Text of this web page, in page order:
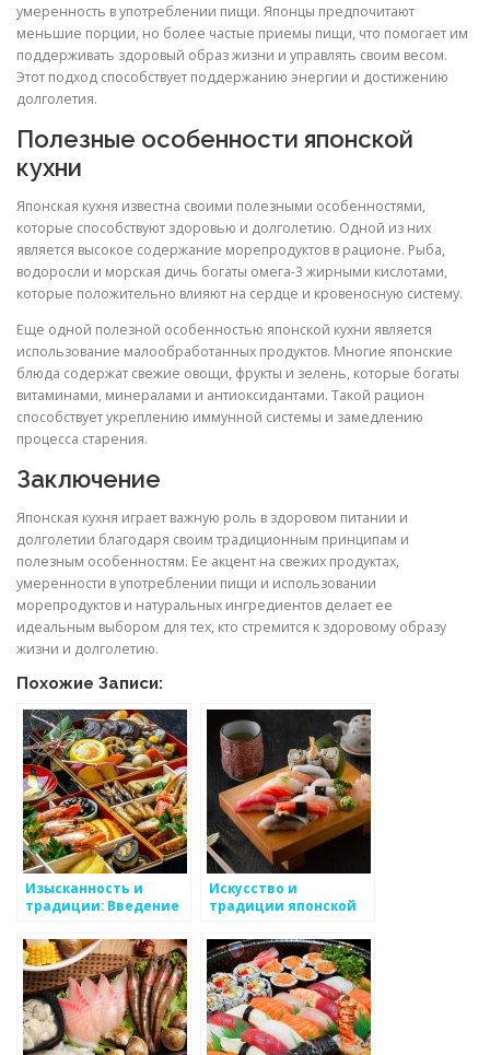
умеренность в употреблении пищи. Японцы предпочитают
меньшие порции, но более частые приемы пищи, что помогает им
поддерживать здоровый образ жизни и управлять своим весом.
Этот подход способствует поддержанию энергии и достижению
долголетия.
Полезные особенности японской
кухни
Японская кухня известна своими полезными особенностями,
которые способствуют здоровью и долголетию. Одной из них
является высокое содержание морепродуктов в рационе. Рыба,
водоросли и морская дичь богаты омега-3 жирными кислотами,
которые положительно влияют на сердце и кровеносную систему.
Еще одной полезной особенностью японской кухни является
использование малообработанных продуктов. Многие японские
блюда содержат свежие овощи, фрукты и зелень, которые богаты
витаминами, минералами и антиоксидантами. Такой рацион
способствует укреплению иммунной системы и замедлению
процесса старения.
Заключение
Японская кухня играет важную роль в здоровом питании и
долголетии благодаря своим традиционным принципам и
полезным особенностям. Ее акцент на свежих продуктах,
умеренности в употреблении пищи и использовании
морепродуктов и натуральных ингредиентов делает ее
идеальным выбором для тех, кто стремится к здоровому образу
жизни и долголетию.
Похожие Записи:
Изысканность и
традиции: Введение
Искусство и
традиции японской